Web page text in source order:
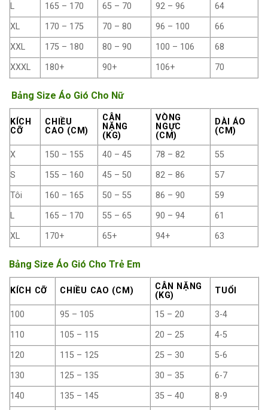
L
165 – 170 65 – 70 92 – 96
64
XL
170 – 175 70 – 80 96 – 100
66
XXL
175 – 180 80 – 90 100 – 106
68
XXXL
180+ 90+ 106+ 70
Bảng Size Áo Gió Cho Nữ
KÍCH
CỠ
CHIỀU
CAO (CM)
CÂN
NẶNG
(KG)
VÒNG
NGỰC
(CM)
DÀI ÁO
(CM)
X 150 – 155 40 – 45 78 – 82
55
S
155 – 160 45 – 50 82 – 86
57
Tôi
160 – 165 50 – 55 86 – 90
59
L
165 – 170 55 – 65 90 – 94
61
XL
170+ 65+ 94+ 63
Bảng Size Áo Gió Cho Trẻ Em
KÍCH CỠ CHIỀU CAO (CM)
CÂN NẶNG
(KG)
TUỔI
100 95 – 105 15 – 20
3-4
110
105 – 115 20 – 25
4-5
120
115 – 125 25 – 30
5-6
130
125 – 135 30 – 35
6-7
140
135 – 145 35 – 40
8-9